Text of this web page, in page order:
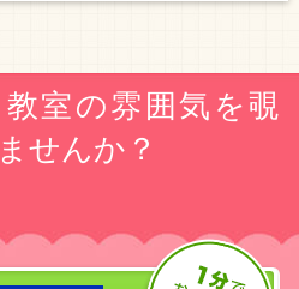
教室の雰囲気を覗
せんか？